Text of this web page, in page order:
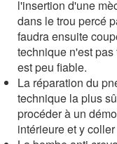
l'insertion d'une
dans le trou percé
faudra ensuite
technique n'est
est peu fiable.
La réparation du
technique la plus
procéder à un
intérieure et y